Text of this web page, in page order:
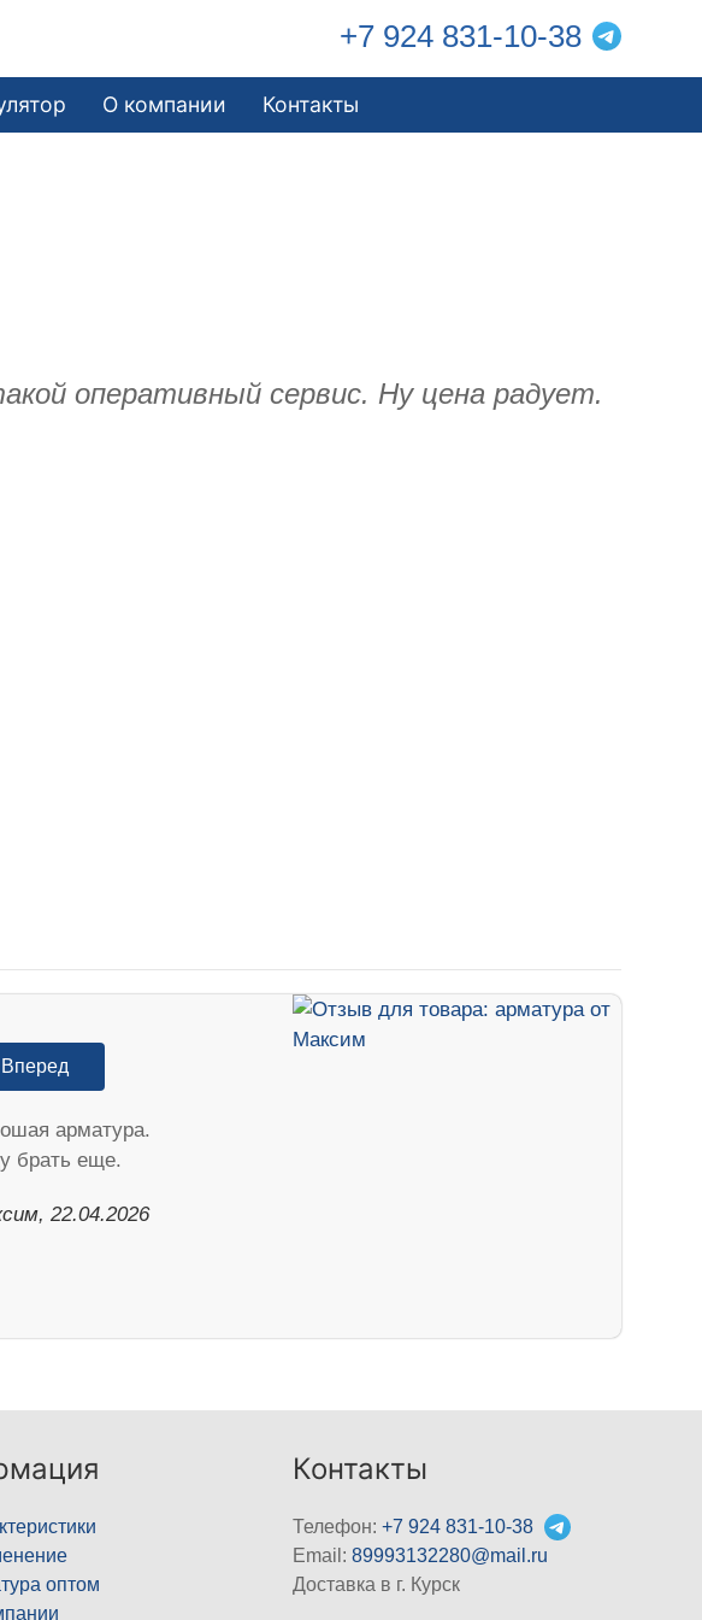
+7 924 831-10-38
О компании Контакты
оперативный сервис. Ну цена радует.
Вперед
арматура.
брать еще.
22.04.2026
оптом
Контакты
Телефон:+7 924 831-10-38
Email:89993132280@mail.ru
Доставка в г. Курск